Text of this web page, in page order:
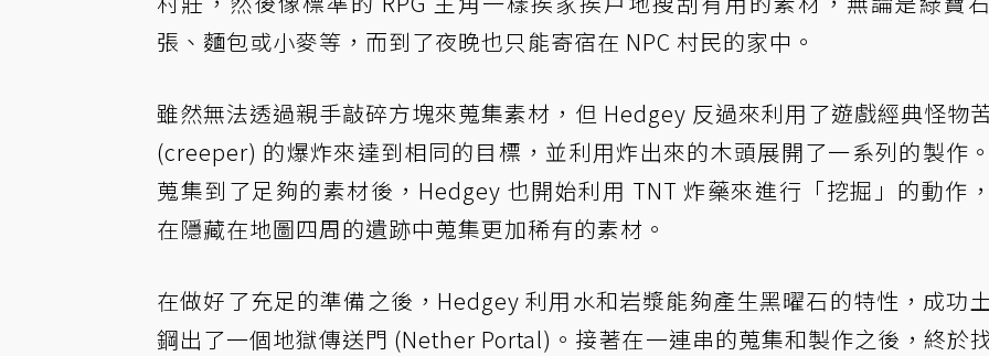
張、麵包或小麥等，而到了夜晚也只能寄宿在 NPC 村民的家中。
雖然無法透過親手敲碎方塊來蒐集素材，但 Hedgey 反過來利用了遊戲經典怪物
(creeper) 的爆炸來達到相同的目標，並利用炸出來的木頭展開了一系列的製作
蒐集到了足夠的素材後，Hedgey 也開始利用 TNT 炸藥來進行「挖掘」的動作
在隱藏在地圖四周的遺跡中蒐集更加稀有的素材。
在做好了充足的準備之後，Hedgey 利用水和岩漿能夠產生黑曜石的特性，成功
鋼出了一個地獄傳送門 (Nether Portal)。接著在一連串的蒐集和製作之後，終於